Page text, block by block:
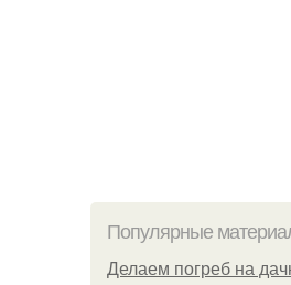
Популярные
Делаем погреб на